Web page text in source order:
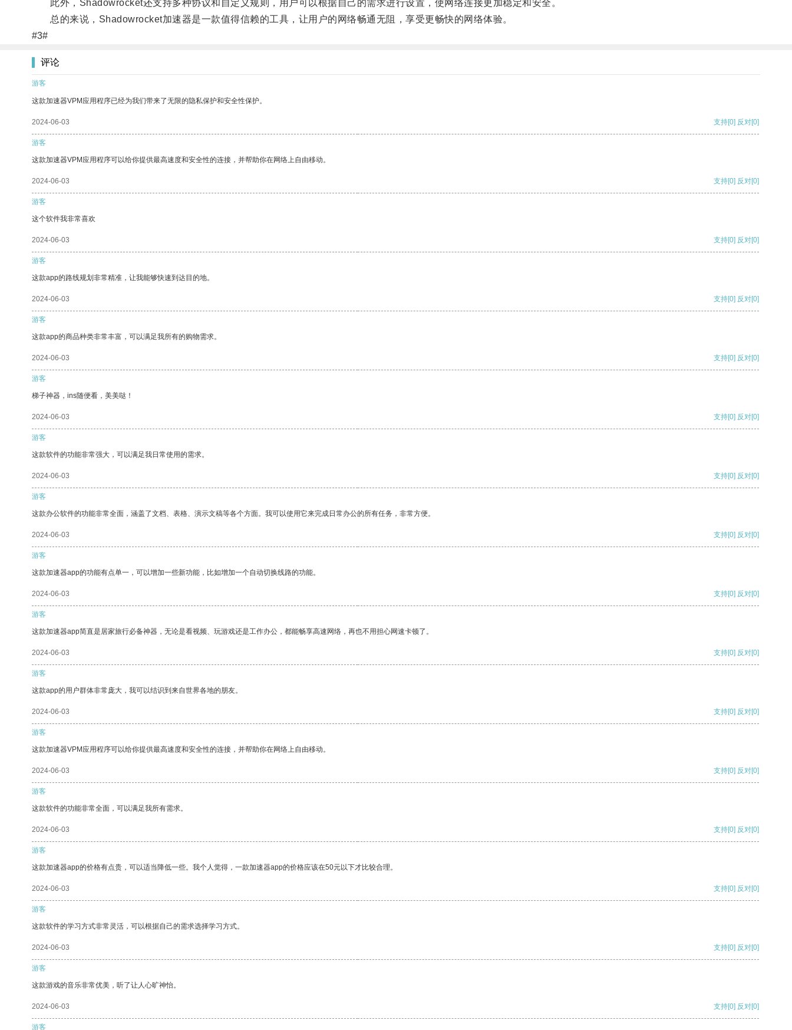
此外，Shadowrocket还支持多种协议和自定义规则，用户可以根据自己的需求进行设置，使网络连接更加稳定和安全。
总的来说，Shadowrocket加速器是一款值得信赖的工具，让用户的网络畅通无阻，享受更畅快的网络体验。
#3#
评论
游客
这款加速器VPM应用程序已经为我们带来了无限的隐私保护和安全性保护。
2024-06-03 支持[0] 反对[0]
游客
这款加速器VPM应用程序可以给你提供最高速度和安全性的连接，并帮助你在网络上自由移动。
2024-06-03 支持[0] 反对[0]
游客
这个软件我非常喜欢
2024-06-03 支持[0] 反对[0]
游客
这款app的路线规划非常精准，让我能够快速到达目的地。
2024-06-03 支持[0] 反对[0]
游客
这款app的商品种类非常丰富，可以满足我所有的购物需求。
2024-06-03 支持[0] 反对[0]
游客
梯子神器，ins随便看，美美哒！
2024-06-03 支持[0] 反对[0]
游客
这款软件的功能非常强大，可以满足我日常使用的需求。
2024-06-03 支持[0] 反对[0]
游客
这款办公软件的功能非常全面，涵盖了文档、表格、演示文稿等各个方面。我可以使用它来完成日常办公的所有任务，非常方便。
2024-06-03 支持[0] 反对[0]
游客
这款加速器app的功能有点单一，可以增加一些新功能，比如增加一个自动切换线路的功能。
2024-06-03 支持[0] 反对[0]
游客
这款加速器app简直是居家旅行必备神器，无论是看视频、玩游戏还是工作办公，都能畅享高速网络，再也不用担心网速卡顿了。
2024-06-03 支持[0] 反对[0]
游客
这款app的用户群体非常庞大，我可以结识到来自世界各地的朋友。
2024-06-03 支持[0] 反对[0]
游客
这款加速器VPM应用程序可以给你提供最高速度和安全性的连接，并帮助你在网络上自由移动。
2024-06-03 支持[0] 反对[0]
游客
这款软件的功能非常全面，可以满足我所有需求。
2024-06-03 支持[0] 反对[0]
游客
这款加速器app的价格有点贵，可以适当降低一些。我个人觉得，一款加速器app的价格应该在50元以下才比较合理。
2024-06-03 支持[0] 反对[0]
游客
这款软件的学习方式非常灵活，可以根据自己的需求选择学习方式。
2024-06-03 支持[0] 反对[0]
游客
这款游戏的音乐非常优美，听了让人心旷神怡。
2024-06-03 支持[0] 反对[0]
游客